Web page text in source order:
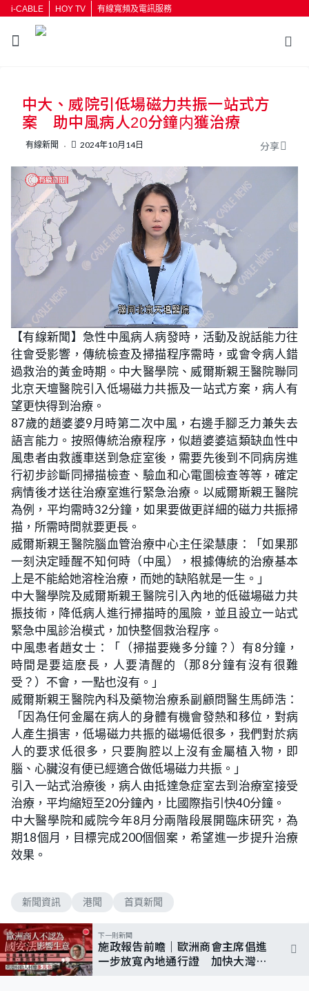
i-CABLE HOY TV 有線寬頻及電訊服務
按輸入鍵開始搜尋
中大、威院引低場磁力共振一站式方
案 助中風病人20分鐘内獲治療
有線新聞 2024年10月14日 分享
n
m
t
e
o
a
d
e
d
:
2
7
.
1
%
【有線新聞】急性中風病人病發時，活動及說話能力往
往會受影響，傳統檢查及掃描程序需時，或會令病人錯
過救治的黃金時期。中大醫學院、威爾斯親王醫院聯同
北京天壇醫院引入低場磁力共振及一站式方案，病人有
望更快得到治療。
87歲的趙婆婆9月時第二次中風，右邊手腳乏力兼失去
語言能力。按照傳統治療程序，似趙婆婆這類缺血性中
風患者由救護車送到急症室後，需要先後到不同病房進
行初步診斷同掃描檢查、驗血和心電圖檢查等等，確定
病情後才送往治療室進行緊急治療。以威爾斯親王醫院
為例，平均需時32分鐘，如果要做更詳細的磁力共振掃
描，所需時間就要更長。
威爾斯親王醫院腦血管治療中心主任梁慧康：「如果那
一刻決定睡醒不知何時（中風），根據傳統的治療基本
上是不能給她溶栓治療，而她的缺陷就是一生。」
中大醫學院及威爾斯親王醫院引入內地的低磁場磁力共
振技術，降低病人進行掃描時的風險，並且設立一站式
緊急中風診治模式，加快整個救治程序。
中風患者趙女士：「（掃描要幾多分鐘？）有8分鐘，
時間是要這麽長，人要清醒的（那8分鐘有沒有很難
受？）不會，一點也沒有。」
威爾斯親王醫院內科及藥物治療系副顧問醫生馬師浩：
「因為任何金屬在病人的身體有機會發熱和移位，對病
人產生損害，低場磁力共振的磁場低很多，我們對於病
人的要求低很多，只要胸腔以上沒有金屬植入物，即
腦、心臟沒有便已經適合做低場磁力共振。」
引入一站式治療後，病人由抵達急症室去到治療室接受
治療，平均縮短至20分鐘內，比國際指引快40分鐘。
中大醫學院和威院今年8月分兩階段展開臨床研究，為
期18個月，目標完成200個個案，希望進一步提升治療
效果。
新聞資訊 港聞 首頁新聞
下一則新聞
施政報告前瞻｜歐洲商會主席倡進
一步放寬內地通行證 加快大灣區